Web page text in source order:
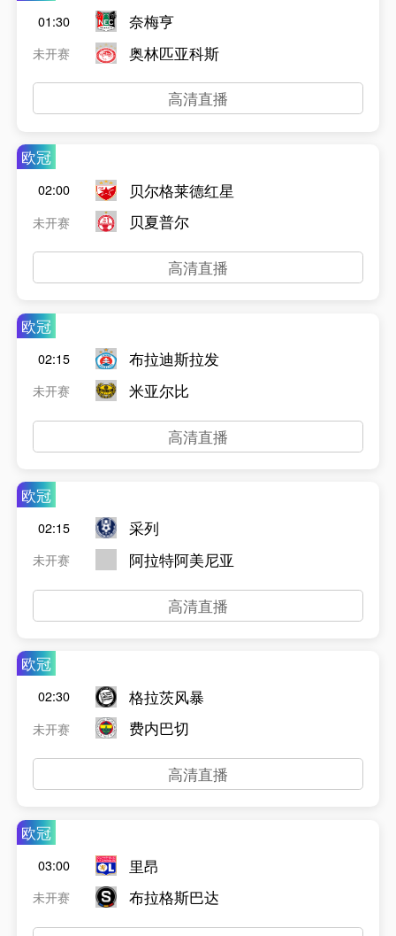
01:30
未开赛
奈梅亨
奥林匹亚科斯
高清直播
欧冠
02:00
未开赛
贝尔格莱德红星
贝夏普尔
高清直播
欧冠
02:15
未开赛
布拉迪斯拉发
米亚尔比
高清直播
欧冠
02:15
未开赛
采列
阿拉特阿美尼亚
高清直播
欧冠
02:30
未开赛
格拉茨风暴
费内巴切
高清直播
欧冠
03:00
未开赛
里昂
布拉格斯巴达